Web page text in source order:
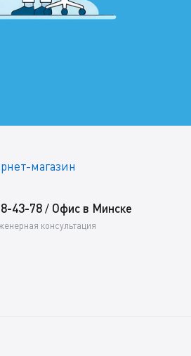
магазин
43-78 / Офис в Минске
консультация